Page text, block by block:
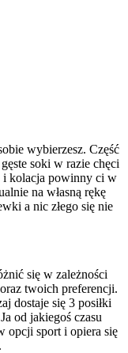
wybierzesz. Część
soki w razie chęci
i kolacja powinny ci w
na własną rękę
a nic złego się nie
się w zależności
twoich preferencji.
dostaje się 3 posiłki
od jakiegoś czasu
opcji sport i opiera się